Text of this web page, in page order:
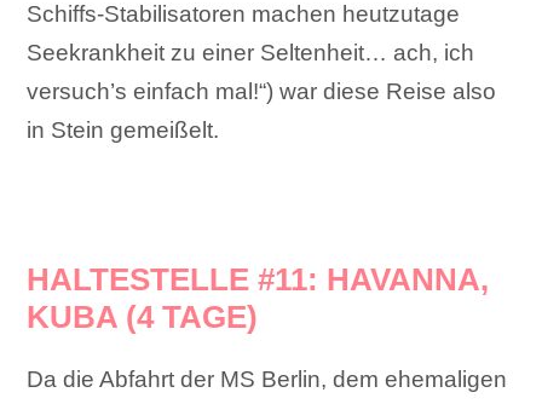
Schiffs-Stabilisatoren machen heutzutage
Seekrankheit zu einer Seltenheit… ach, ich
versuch’s einfach mal!“) war diese Reise also
in Stein gemeißelt.
HALTESTELLE #11: HAVANNA,
KUBA (4 TAGE)
Da die Abfahrt der MS Berlin, dem ehemaligen